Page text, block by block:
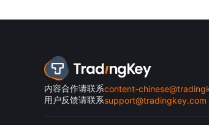
内容合作请联系content-
用户反馈请联系support@tradingkey.com